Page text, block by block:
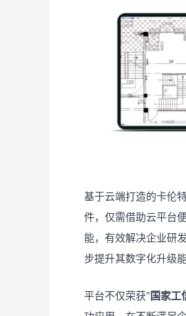
基于云端打造的卡伦
件，仅需借助云平台
能，有效解决企业研
步提升其数字化升级能
平台不仅荣获“国家工